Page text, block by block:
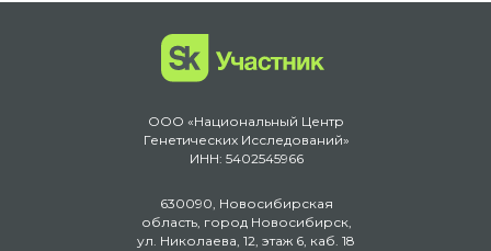
ООО «Национальный Центр
Генетических Исследований»
ИНН: 5402545966
630090, Новосибирская
область, город Новосибирск,
ул. Николаева, 12, этаж 6, каб. 18